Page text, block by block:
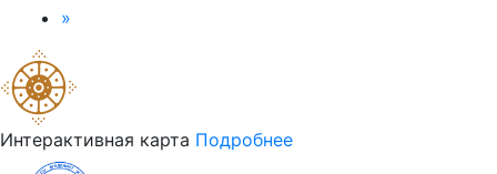
»
Интерактивная карта Подробнее